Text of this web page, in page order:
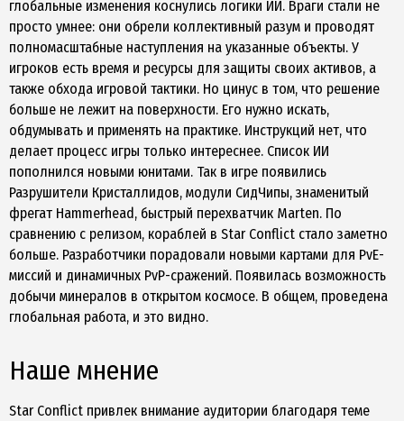
глобальные изменения коснулись логики ИИ. Враги стали не
просто умнее: они обрели коллективный разум и проводят
полномасштабные наступления на указанные объекты. У
игроков есть время и ресурсы для защиты своих активов, а
также обхода игровой тактики. Но цинус в том, что решение
больше не лежит на поверхности. Его нужно искать,
обдумывать и применять на практике. Инструкций нет, что
делает процесс игры только интереснее. Список ИИ
пополнился новыми юнитами. Так в игре появились
Разрушители Кристаллидов, модули СидЧипы, знаменитый
фрегат Hammerhead, быстрый перехватчик Marten. По
сравнению с релизом, кораблей в Star Conflict стало заметно
больше. Разработчики порадовали новыми картами для PvE-
миссий и динамичных PvP-сражений. Появилась возможность
добычи минералов в открытом космосе. В общем, проведена
глобальная работа, и это видно.
Наше мнение
Star Conflict привлек внимание аудитории благодаря теме